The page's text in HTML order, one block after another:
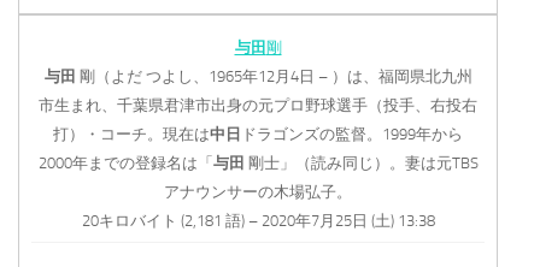
与田剛
与田 剛（よだ つよし、1965年12月4日 – ）は、福岡県北九州
市生まれ、千葉県君津市出身の元プロ野球選手（投手、右投右
打）・コーチ。現在は中日 ドラゴンズの監督。1999年から
2000年までの登録名は「与田 剛士」（読み同じ）。妻は元TBS
アナウンサーの木場弘子。
20キロバイト (2,181 語) – 2020年7月25日 (土) 13:38